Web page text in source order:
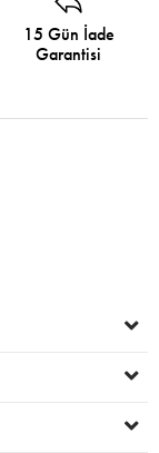
15 Gün İade
Garantisi